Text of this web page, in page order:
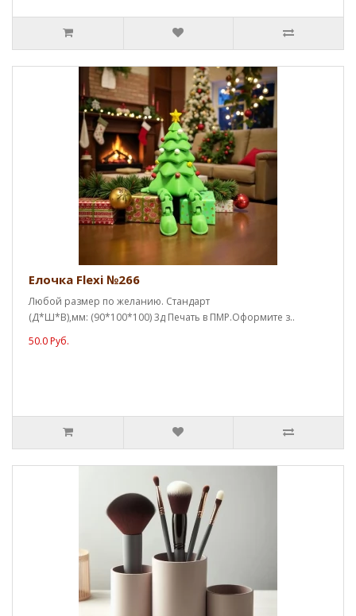
Елочка Flexi №266
Любой размер по желанию. Стандарт
(Д*Ш*В),мм: (90*100*100) 3д Печать в ПМР.Оформите з..
50.0 Руб.